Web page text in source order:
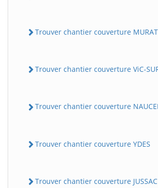
Trouver chantier couverture MURAT
Trouver chantier couverture ViC-
Trouver chantier couverture
Trouver chantier couverture YDES
Trouver chantier couverture JUSSAC